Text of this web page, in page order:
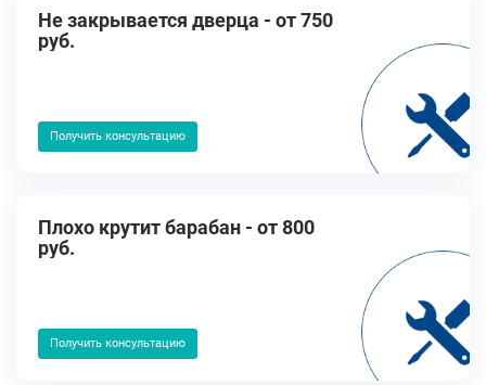
Не закрывается дверца - от 750
руб.
Получить консультацию
Плохо крутит барабан - от 800
руб.
Получить консультацию